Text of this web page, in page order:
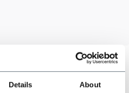
Details About